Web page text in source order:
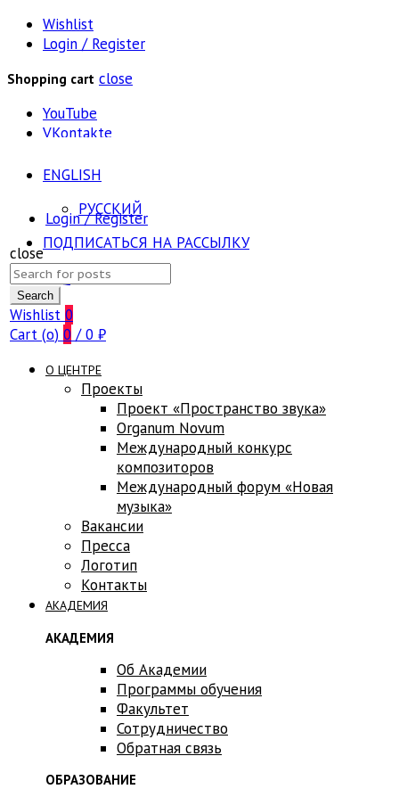
Wishlist
Login / Register
Shopping cart close
YouTube
VKontakte
ENGLISH
РУССКИЙ
ПОДПИСАТЬСЯ НА РАССЫЛКУ
FAQ
Login / Register
close
Search
for:
Search
Wishlist 0
Cart (o) 0 / 0 ₽
О ЦЕНТРЕ
Проекты
Проект «Пространство звука»
Оrganum Novum
Международный конкурс
композиторов
Международный форум «Новая
музыка»
Вакансии
Пресса
Логотип
Контакты
АКАДЕМИЯ
АКАДЕМИЯ
Об Академии
Программы обучения
Факультет
Сотрудничество
Обратная связь
ОБРАЗОВАНИЕ